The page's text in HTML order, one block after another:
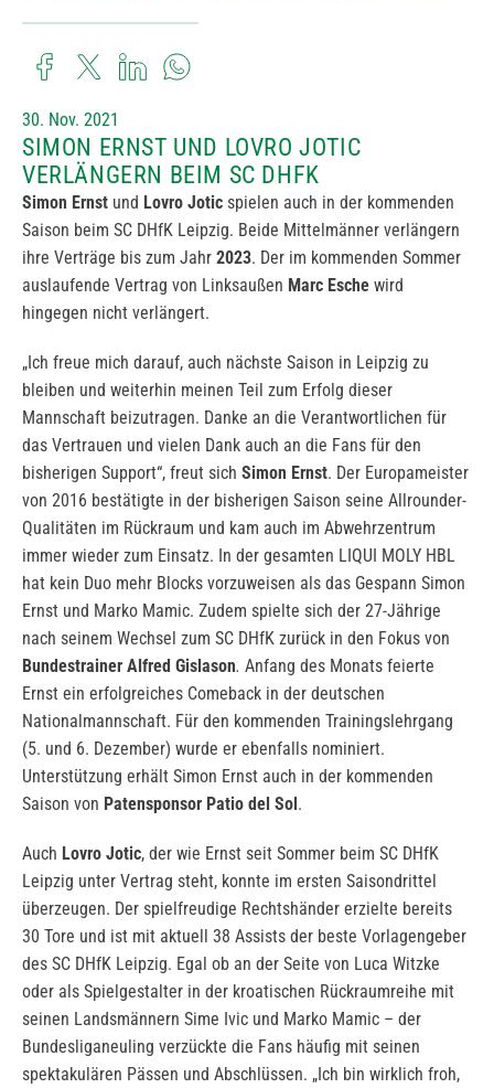
30. Nov. 2021
SIMON ERNST UND LOVRO JOTIC
VERLÄNGERN BEIM SC DHFK
Simon Ernst und Lovro Jotic spielen auch in der kommenden
Saison beim SC DHfK Leipzig. Beide Mittelmänner verlängern
ihre Verträge bis zum Jahr 2023. Der im kommenden Sommer
auslaufende Vertrag von Linksaußen Marc Esche wird
hingegen nicht verlängert.
„Ich freue mich darauf, auch nächste Saison in Leipzig zu
bleiben und weiterhin meinen Teil zum Erfolg dieser
Mannschaft beizutragen. Danke an die Verantwortlichen für
das Vertrauen und vielen Dank auch an die Fans für den
bisherigen Support“, freut sich Simon Ernst. Der Europameister
von 2016 bestätigte in der bisherigen Saison seine Allrounder-
Qualitäten im Rückraum und kam auch im Abwehrzentrum
immer wieder zum Einsatz. In der gesamten LIQUI MOLY HBL
hat kein Duo mehr Blocks vorzuweisen als das Gespann Simon
Ernst und Marko Mamic. Zudem spielte sich der 27-Jährige
nach seinem Wechsel zum SC DHfK zurück in den Fokus von
Bundestrainer Alfred Gislason. Anfang des Monats feierte
Ernst ein erfolgreiches Comeback in der deutschen
Nationalmannschaft. Für den kommenden Trainingslehrgang
(5. und 6. Dezember) wurde er ebenfalls nominiert.
Unterstützung erhält Simon Ernst auch in der kommenden
Saison von Patensponsor Patio del Sol .
Auch Lovro Jotic, der wie Ernst seit Sommer beim SC DHfK
Leipzig unter Vertrag steht, konnte im ersten Saisondrittel
überzeugen. Der spielfreudige Rechtshänder erzielte bereits
30 Tore und ist mit aktuell 38 Assists der beste Vorlagengeber
des SC DHfK Leipzig. Egal ob an der Seite von Luca Witzke
oder als Spielgestalter in der kroatischen Rückraumreihe mit
seinen Landsmännern Sime Ivic und Marko Mamic – der
Bundesliganeuling verzückte die Fans häufig mit seinen
spektakulären Pässen und Abschlüssen. „Ich bin wirklich froh,